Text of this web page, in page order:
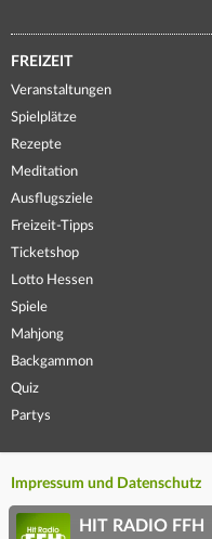
FREIZEIT
Veranstaltungen
Spielplätze
Rezepte
Meditation
Ausflugsziele
Freizeit-Tipps
Ticketshop
Lotto Hessen
Spiele
Mahjong
Backgammon
Quiz
Partys
Impressum und Datenschutz
HIT RADIO FFH